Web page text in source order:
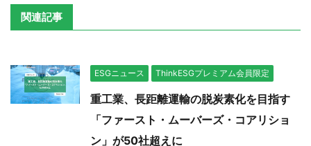
関連記事
ESGニュース ThinkESGプレミアム会員限定
重工業、長距離運輸の脱炭素化を目指す
「ファースト・ムーバーズ・コアリショ
ン」が50社超えに